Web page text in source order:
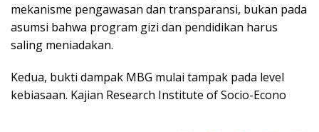
mekanisme pengawasan dan transparansi, bukan pada
asumsi bahwa program gizi dan pendidikan harus
saling meniadakan.
Kedua, bukti dampak MBG mulai tampak pada level
kebiasaan. Kajian Research Institute of Socio-Econo